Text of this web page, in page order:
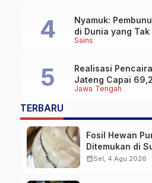
Sains
Nyamuk:
di Dunia yang
Jawa Tengah
Realisasi
Jateng Capai
TERBARU
Fosil Hewan
Ditemukan di
calendar_monthSel, 4 Agu 2026